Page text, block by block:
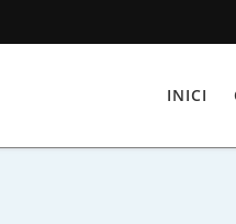
INICI